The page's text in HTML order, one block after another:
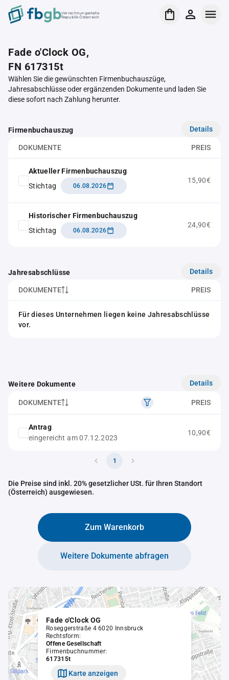
Verrechnungsstelle
Republik Österreich
Fade o'Clock OG,
FN 617315t
Wählen Sie die gewünschten Firmenbuchauszüge,
Jahresabschlüsse oder ergänzenden Dokumente und laden Sie
diese sofort nach Zahlung herunter.
Firmenbuchauszug Details
DOKUMENTE PREIS
Aktueller Firmenbuchauszug
Stichtag
06.08.2026
15,90€
Historischer Firmenbuchauszug
Stichtag
06.08.2026
24,90€
Jahresabschlüsse Details
DOKUMENTE PREIS
Für dieses Unternehmen liegen keine Jahresabschlüsse
vor.
Weitere Dokumente Details
DOKUMENTE PREIS
Antrag
eingereicht am 07.12.2023
10,90€
1
Die Preise sind inkl. 20% gesetzlicher USt. für Ihren Standort
(Österreich) ausgewiesen.
Zum Warenkorb
Weitere Dokumente abfragen
Fade o'Clock OG
Roseggerstraße 4 6020 Innsbruck
Rechtsform:
Offene Gesellschaft
Firmenbuchnummer:
617315t
Karte anzeigen